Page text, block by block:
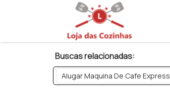
Buscas relacionadas:
Alugar Maquina De Cafe